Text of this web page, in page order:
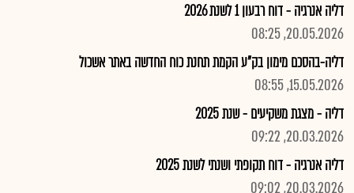
דליה אנרגיה - דוח רבעון 1 לשנת 2026
20.05.2026, 08:25
דליה-בהסכם מימון בק"ע הקמת תחנת כוח החדשה באתר אשכול
15.05.2026, 08:55
דליה - מצגת משקיעים - שנת 2025
20.03.2026, 09:22
דליה אנרגיה - דוח תקופתי ושנתי לשנת 2025
20.03.2026, 09:02